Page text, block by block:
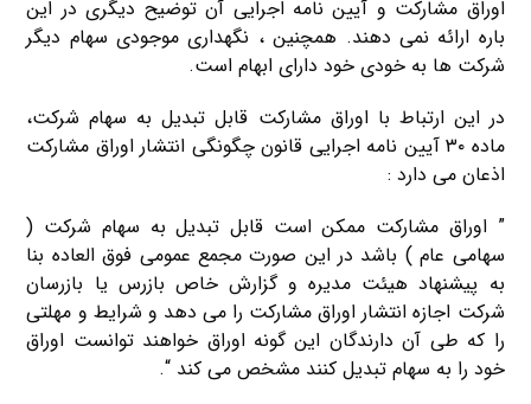
اوراق مشارکت و آیین نامه اجرایی آن توضیح دیگری در این
باره ارائه نمی دهند. همچنین ، نگهداری موجودی سهام دیگر
شرکت ها به خودی خود دارای ابهام است.
در این ارتباط با اوراق مشارکت قابل تبدیل به سهام شرکت،
ماده ۳۰ آیین نامه اجرایی قانون چگونگی انتشار اوراق مشارکت
اذعان می دارد :
” اوراق مشارکت ممکن است قابل تبدیل به سهام شرکت (
سهامی عام ) باشد در این صورت مجمع عمومی فوق العاده بنا
به پیشنهاد هیئت مدیره و گزارش خاص بازرس یا بازرسان
شرکت اجازه انتشار اوراق مشارکت را می دهد و شرایط و مهلتی
را که طی آن دارندگان این گونه اوراق خواهند توانست اوراق
خود را به سهام تبدیل کنند مشخص می کند “.